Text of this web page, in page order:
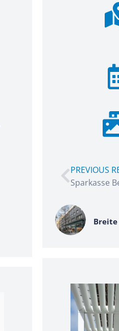
Sparkasse
Breite